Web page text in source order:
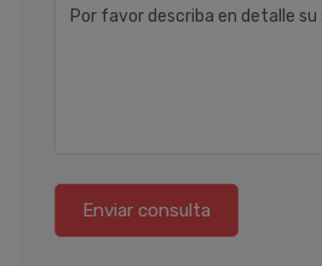
Por favor describa en detalle su
Enviar consulta